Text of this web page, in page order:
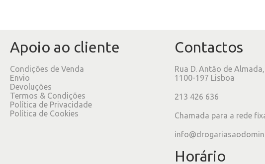
Apoio ao cliente
Condições de Venda
Envio
Devoluções
Termos & Condições
Política de Privacidade
Política de Cookies
Contactos
Rua D. Antão de
1100-197 Lisboa
213 426 636
Chamada para a rede
Horário